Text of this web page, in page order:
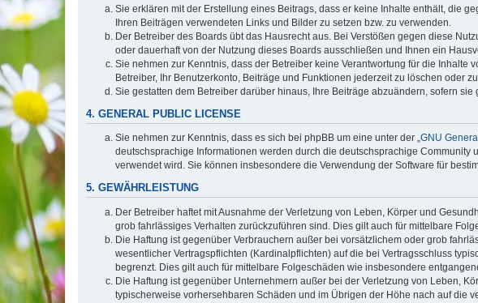
Sie erklären mit der Erstellung eines Beitrags, dass er keine Inhalte enthält, die
Ihren Beiträgen verwendeten Links und Bilder zu setzen bzw. zu verwenden.
Der Betreiber des Boards übt das Hausrecht aus. Bei Verstößen gegen diese
oder dauerhaft von der Nutzung dieses Boards ausschließen und Ihnen ein
Sie nehmen zur Kenntnis, dass der Betreiber keine Verantwortung für die
Betreiber, Ihr Benutzerkonto, Beiträge und Funktionen jederzeit zu löschen oder zu
Sie gestatten dem Betreiber darüber hinaus, Ihre Beiträge abzuändern, sofern
4. GENERAL PUBLIC LICENSE
Sie nehmen zur Kenntnis, dass es sich bei phpBB um eine unter der „GNU
deutschsprachige Informationen werden durch die deutschsprachige
verwendet wird. Sie können insbesondere die Verwendung der Software für
5. GEWÄHRLEISTUNG
Der Betreiber haftet mit Ausnahme der Verletzung von Leben, Körper und
grob fahrlässiges Verhalten zurückzuführen sind. Dies gilt auch für mittelbare
Die Haftung ist gegenüber Verbrauchern außer bei vorsätzlichem oder grob
wesentlicher Vertragspflichten (Kardinalpflichten) auf die bei Vertragsschluss
begrenzt. Dies gilt auch für mittelbare Folgeschäden wie insbesondere
Die Haftung ist gegenüber Unternehmern außer bei der Verletzung von Leben,
typischerweise vorhersehbaren Schäden und im Übrigen der Höhe nach auf die